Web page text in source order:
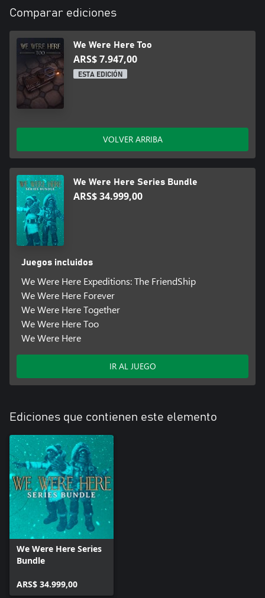
Comparar ediciones
We Were Here Too
ARS$ 7.947,00
ESTA EDICIÓN
VOLVER ARRIBA
We Were Here Series Bundle
ARS$ 34.999,00
Juegos incluidos
We Were Here Expeditions: The FriendShip
We Were Here Forever
We Were Here Together
We Were Here Too
We Were Here
IR AL JUEGO
Ediciones que contienen este elemento
We Were Here Series
Bundle
ARS$ 34.999,00